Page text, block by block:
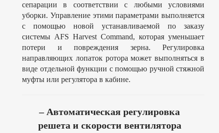
сепарации в соответствии с любыми условиями
уборки. Управление этими параметрами выполняется
с помощью новой устанавливаемой по заказу
системы AFS Harvest Command, которая уменьшает
потери и повреждения зерна. Регулировка
направляющих лопаток ротора может выполняться в
виде отдельной функции с помощью ручной стяжной
муфты или регулятора в кабине.
– Автоматическая регулировка
решета и скорости вентилятора